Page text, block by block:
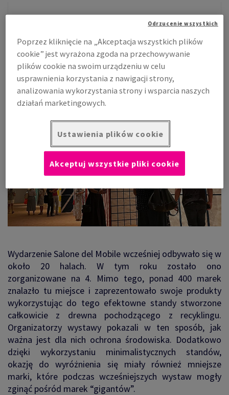
Co zmieniła pandemia koronawirusa?
Wydarzenie Salone del Mobile wcześniej odbywało się w
około 20 halach. W tym roku zostało ono
zorganizowane na 4. Mimo tego, ponad 400 marek
znalazło tu miejsce i zaprezentowało swoje produkty
wykorzystując do tego efektowne standy stworzone
całkowicie z drewna pochodzącego z recyklingu.
Organizatorzy wystawy pokazali w ten sposób, jak
ważna jest dla nich ochrona środowiska. Dodatkowo
dzięki wykorzystaniu minimalistycznych standów,
okazję do wyróżnienia się miały również mniejsze
marki, które podczas wcześniejszych wystaw mogły
zginąć pośród marek “gigantów”.
Poprzez kliknięcie na „Akceptacja wszystkich plików
cookie” jest wyrażona zgoda na przechowywanie
plików cookie na swoim urządzeniu w celu
usprawnienia korzystania z nawigacji strony,
analizowania wykorzystania strony i wsparcia naszych
działań marketingowych.
Ustawienia plików cookie
Odrzucenie wszystkich
Akceptuj wszystkie pliki cookie